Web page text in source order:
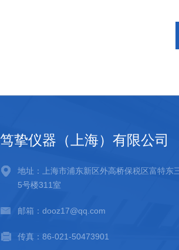
笃挚仪器（上海）有限公司
地址：上海市浦东新区外高桥保税区富特东
5号楼311室
邮箱：dooz17@qq.com
传真：86-021-50473901